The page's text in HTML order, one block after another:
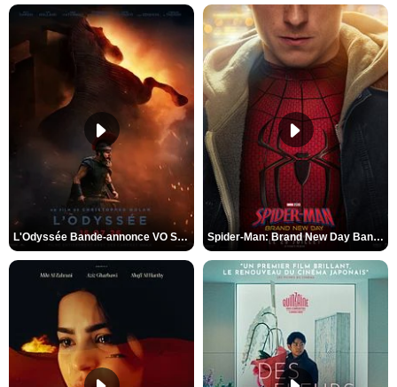
L'Odyssée Bande-annonce VO STFR Spider-Man: Brand New Day Bande-annonce VO STFR